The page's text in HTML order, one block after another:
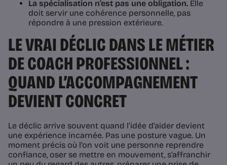
La spécialisation n’est pas une obligation. Elle
doit servir une cohérence personnelle, pas
répondre à une pression extérieure.
LE VRAI DÉCLIC DANS LE MÉTIER
DE COACH PROFESSIONNEL :
QUAND L’ACCOMPAGNEMENT
DEVIENT CONCRET
Le déclic arrive souvent quand l’idée d’aider devient
une expérience incarnée. Pas une posture vague. Un
moment précis où l’on voit une personne reprendre
confiance, oser se mettre en mouvement, s’affranchir